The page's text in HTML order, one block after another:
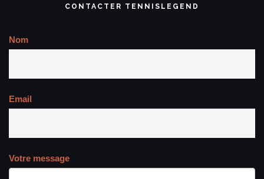
CONTACTER TENNISLEGEND
Nom
Email
Votre message